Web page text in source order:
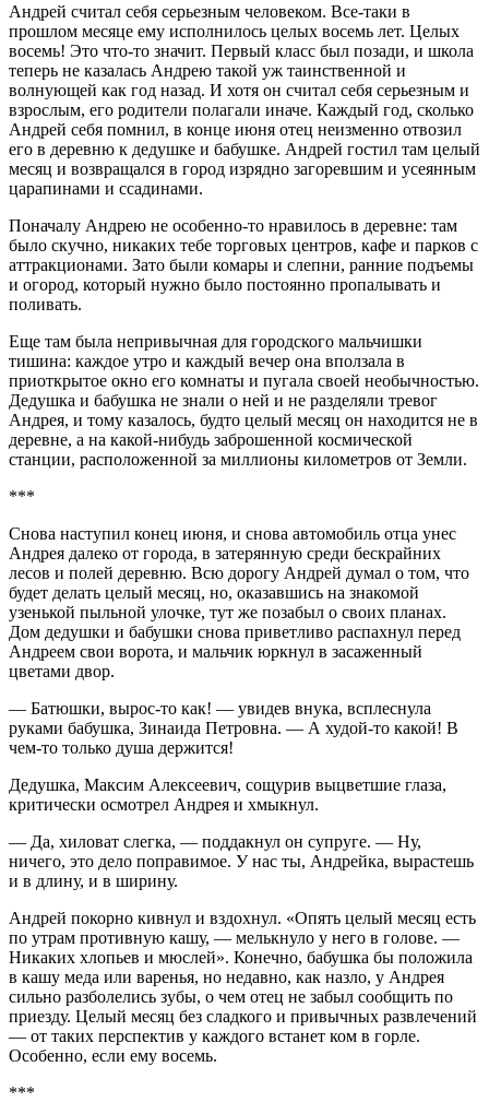
Андрей считал себя серьезным человеком. Все-таки в
прошлом месяце ему исполнилось целых восемь лет. Целых
восемь! Это что-то значит. Первый класс был позади, и школа
теперь не казалась Андрею такой уж таинственной и
волнующей как год назад. И хотя он считал себя серьезным и
взрослым, его родители полагали иначе. Каждый год, сколько
Андрей себя помнил, в конце июня отец неизменно отвозил
его в деревню к дедушке и бабушке. Андрей гостил там целый
месяц и возвращался в город изрядно загоревшим и усеянным
царапинами и ссадинами.
Поначалу Андрею не особенно-то нравилось в деревне: там
было скучно, никаких тебе торговых центров, кафе и парков с
аттракционами. Зато были комары и слепни, ранние подъемы
и огород, который нужно было постоянно пропалывать и
поливать.
Еще там была непривычная для городского мальчишки
тишина: каждое утро и каждый вечер она вползала в
приоткрытое окно его комнаты и пугала своей необычностью.
Дедушка и бабушка не знали о ней и не разделяли тревог
Андрея, и тому казалось, будто целый месяц он находится не в
деревне, а на какой-нибудь заброшенной космической
станции, расположенной за миллионы километров от Земли.
***
Снова наступил конец июня, и снова автомобиль отца унес
Андрея далеко от города, в затерянную среди бескрайних
лесов и полей деревню. Всю дорогу Андрей думал о том, что
будет делать целый месяц, но, оказавшись на знакомой
узенькой пыльной улочке, тут же позабыл о своих планах.
Дом дедушки и бабушки снова приветливо распахнул перед
Андреем свои ворота, и мальчик юркнул в засаженный
цветами двор.
— Батюшки, вырос-то как! — увидев внука, всплеснула
руками бабушка, Зинаида Петровна. — А худой-то какой! В
чем-то только душа держится!
Дедушка, Максим Алексеевич, сощурив выцветшие глаза,
критически осмотрел Андрея и хмыкнул.
— Да, хиловат слегка, — поддакнул он супруге. — Ну,
ничего, это дело поправимое. У нас ты, Андрейка, вырастешь
и в длину, и в ширину.
Андрей покорно кивнул и вздохнул. «Опять целый месяц есть
по утрам противную кашу, — мелькнуло у него в голове. —
Никаких хлопьев и мюслей». Конечно, бабушка бы положила
в кашу меда или варенья, но недавно, как назло, у Андрея
сильно разболелись зубы, о чем отец не забыл сообщить по
приезду. Целый месяц без сладкого и привычных развлечений
— от таких перспектив у каждого встанет ком в горле.
Особенно, если ему восемь.
***